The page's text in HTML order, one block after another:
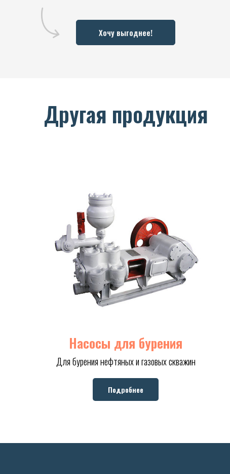
Хочу выгоднее!
Другая продукция
Насосы для бурения
Для бурения нефтяных и газовых скважин
Подробнее